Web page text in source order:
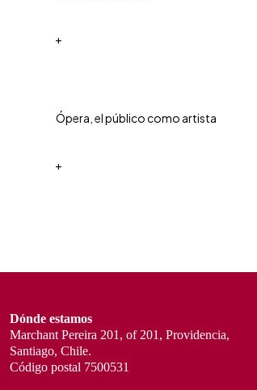
+
Ópera, el público como artista
+
Dónde estamos
Marchant Pereira 201, of 201, Providencia,
Santiago, Chile.
Código postal 7500531